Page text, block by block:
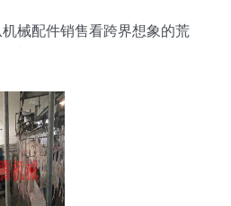
械配件销售看跨界想象的荒